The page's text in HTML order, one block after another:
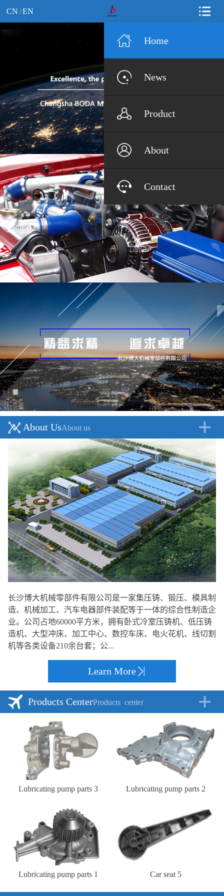
CN / EN
Home
News
Product
About
Contact
About UsAbout us
长沙博大机械零部件有限公司是一家集压铸、锻压、模具制
造、机械加工、汽车电器部件装配等于一体的综合性制造企
业。公司占地60000平方米，拥有卧式冷室压铸机、低压铸
造机、大型冲床、加工中心、数控车床、电火花机、线切割
机等各类设备210余台套；公...
Learn More
Products CenterProducts center
Lubricating pump parts 3 Lubricating pump parts 2
Lubricating pump parts 1 Car seat 5